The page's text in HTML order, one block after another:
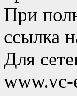
При
ссылка
Для
www.vc-